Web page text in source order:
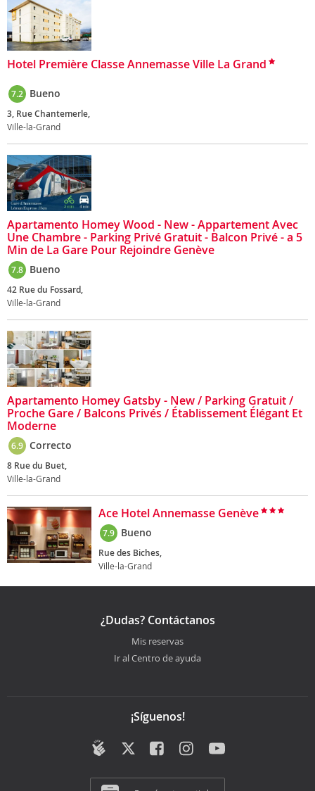
Hotel Première Classe Annemasse Ville La Grand
7.2 Bueno
3, Rue Chantemerle,
Ville-la-Grand
Apartamento Homey Wood - New - Appartement Avec
Une Chambre - Parking Privé Gratuit - Balcon Privé - a 5
Min de La Gare Pour Rejoindre Genève
7.8 Bueno
42 Rue du Fossard,
Ville-la-Grand
Apartamento Homey Gatsby - New / Parking Gratuit /
Proche Gare / Balcons Privés / Établissement Élégant Et
Moderne
6.9 Correcto
8 Rue du Buet,
Ville-la-Grand
Ace Hotel Annemasse Genève
7.9 Bueno
Rue des Biches,
Ville-la-Grand
¿Dudas? Contáctanos
Mis reservas
Ir al Centro de ayuda
¡Síguenos!